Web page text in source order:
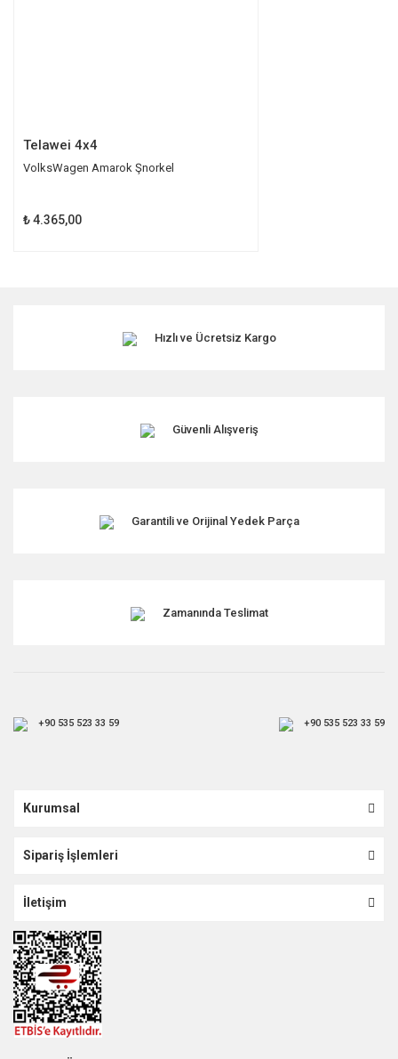
Telawei 4x4
VolksWagen Amarok Şnorkel
₺ 4.365,00
Hızlı ve Ücretsiz Kargo
Güvenli Alışveriş
Garantili ve Orijinal Yedek Parça
Zamanında Teslimat
+90 535 523 33 59 +90 535 523 33 59
Kurumsal
Sipariş İşlemleri
İletişim